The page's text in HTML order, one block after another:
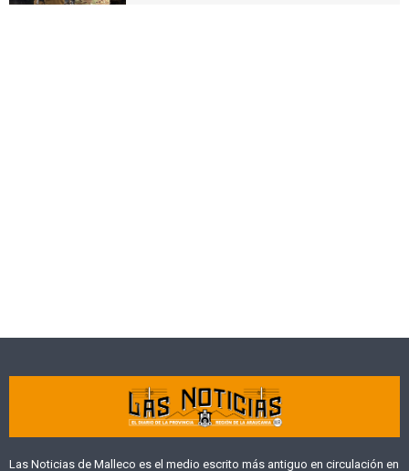
Las Noticias de Malleco es el medio escrito más antiguo en circulación en